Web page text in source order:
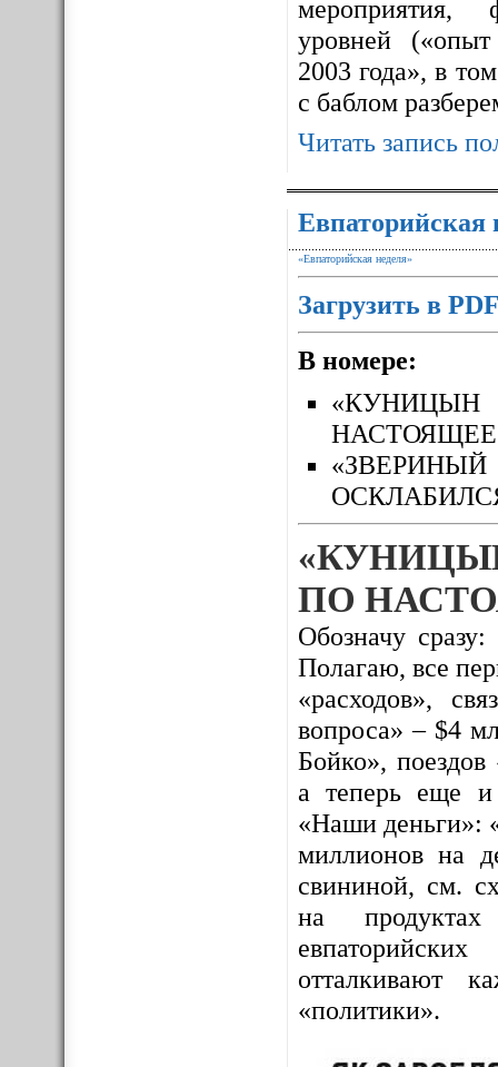
мероприятия,
уровней
2003 года», в
с баблом
Читать запись
Евпаторийская
«Евпаторийская неделя»
Загрузить в
В номере:
«КУНИЦЫН
ПО
Обозначу
Полагаю, все
«расходов»,
вопроса» – $4
Бойко»,
а теперь еще и
«Наши деньги»:
миллионов на
свининой, см.
на продуктах
отталкивают
«политики».